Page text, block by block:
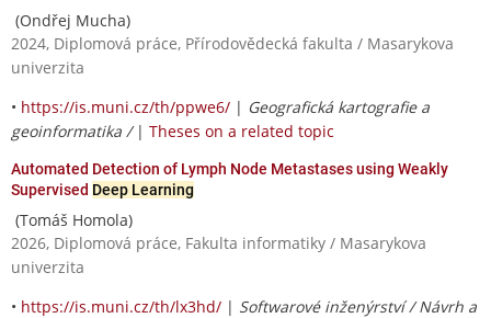
(Ondřej Mucha)
2024, Diplomová práce, Přírodovědecká fakulta / Masarykova
univerzita
• https://is.muni.cz/th/ppwe6/ | Geografická kartografie a
geoinformatika / | Theses on a related topic
Automated Detection of Lymph Node Metastases using Weakly
Supervised Deep Learning
(Tomáš Homola)
2026, Diplomová práce, Fakulta informatiky / Masarykova
univerzita
• https://is.muni.cz/th/lx3hd/ | Softwarové inženýrství / Návrh a